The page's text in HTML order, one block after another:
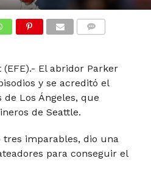
(EFE).- El abridor Parker
y se acreditó el
Los Ángeles, que
de Seattle.
imparables, dio una
para conseguir el